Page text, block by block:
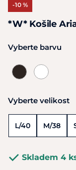
-10 %
*W* Košile
Vyberte barvu
Vyberte velikost
L/40 M/38
Skladem 4